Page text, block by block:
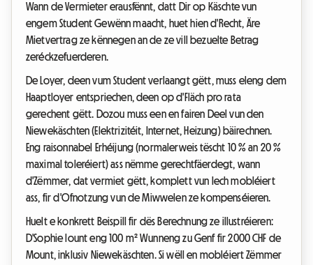
Wann de Vermieter erausfënnt, datt Dir op Käschte vun
engem Student Gewënn maacht, huet hien d'Recht, Äre
Mietvertrag ze kënnegen an de ze vill bezuelte Betrag
zeréckzefuerderen.
De Loyer, deen vum Student verlaangt gëtt, muss eleng dem
Haaptloyer entspriechen, deen op d'Fläch pro rata
gerechent gëtt. Dozou muss een en fairen Deel vun den
Niewekäschten (Elektrizitéit, Internet, Heizung) bäirechnen.
Eng raisonnabel Erhéijung (normalerweis tëscht 10 % an 20 %
maximal toleréiert) ass nëmme gerechtfäerdegt, wann
d'Zëmmer, dat vermiet gëtt, komplett vun Iech mobléiert
ass, fir d'Ofnotzung vun de Miwwelen ze kompenséieren.
Huelt e konkrett Beispill fir dës Berechnung ze illustréieren:
D'Sophie lount eng 100 m² Wunneng zu Genf fir 2000 CHF de
Mount, inklusiv Niewekäschten. Si wëll en mobléiert Zëmmer